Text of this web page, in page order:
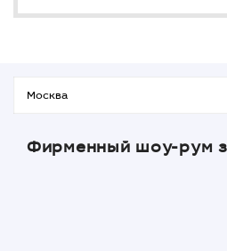
Фирменный шоу-рум